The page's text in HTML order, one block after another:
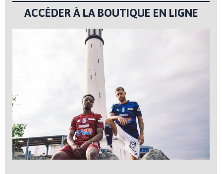
ACCÉDER À LA BOUTIQUE EN LIGNE